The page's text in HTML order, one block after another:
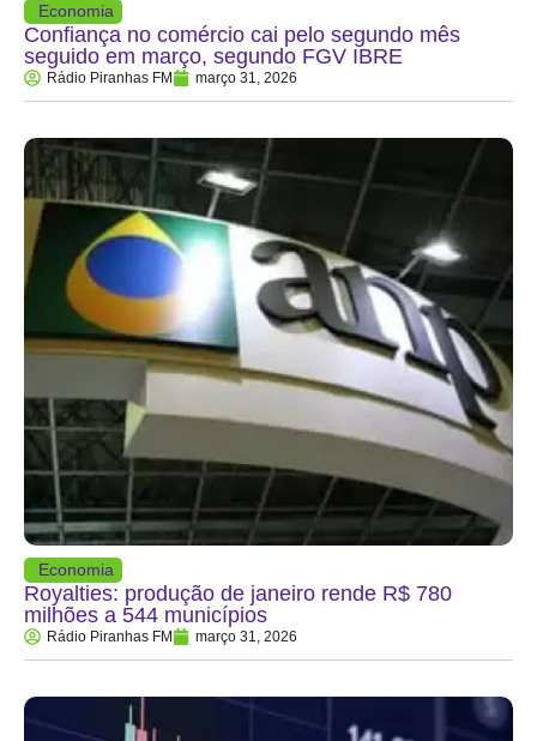
Economia
Confiança no comércio cai pelo segundo mês
seguido em março, segundo FGV IBRE
Rádio Piranhas FM março 31, 2026
Economia
Royalties: produção de janeiro rende R$ 780
milhões a 544 municípios
Rádio Piranhas FM março 31, 2026